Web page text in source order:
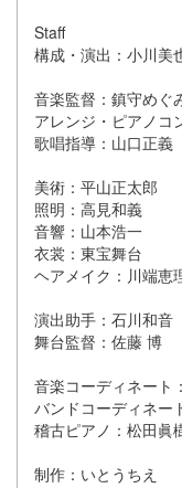
Staff
構成・演出：小川美
音楽監督：鎮守めぐ
アレンジ・ピアノコ
歌唱指導：山口正義
美術：平山正太郎
照明：高見和義
音響：山本浩一
衣裳：東宝舞台
ヘアメイク：川端恵
演出助手：石川和音
舞台監督：佐藤 博
音楽コーディネート
バンドコーディネー
稽古ピアノ：松田眞
制作：いとうちえ